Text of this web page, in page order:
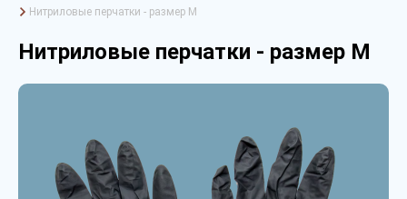
Нитриловые перчатки - размер M
Нитриловые перчатки - размер M